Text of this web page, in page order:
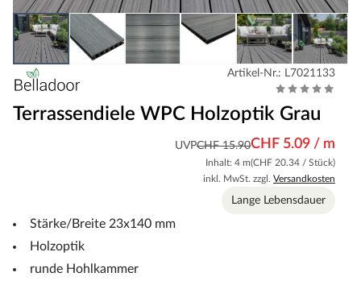
Artikel-Nr.: L7021133
Terrassendiele WPC Holzoptik Grau
UVPCHF 15.90CHF 5.09 / m
Inhalt: 4 m(CHF 20.34 / Stück)
inkl. MwSt. zzgl. Versandkosten
Lange Lebensdauer
Stärke/Breite 23x140 mm
Holzoptik
runde Hohlkammer